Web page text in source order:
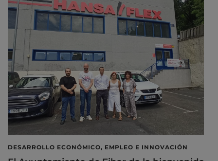
DESARROLLO ECONÓMICO, EMPLEO E INNOVACIÓN